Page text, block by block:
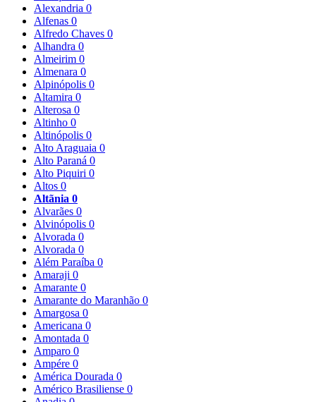
Alexandria 0
Alfenas 0
Alfredo Chaves 0
Alhandra 0
Almeirim 0
Almenara 0
Alpinópolis 0
Altamira 0
Alterosa 0
Altinho 0
Altinópolis 0
Alto Araguaia 0
Alto Paraná 0
Alto Piquiri 0
Altos 0
Altãnia 0
Alvarães 0
Alvinópolis 0
Alvorada 0
Alvorada 0
Além Paraíba 0
Amaraji 0
Amarante 0
Amarante do Maranhão 0
Amargosa 0
Americana 0
Amontada 0
Amparo 0
Ampére 0
América Dourada 0
Américo Brasiliense 0